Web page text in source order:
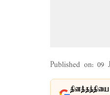
Published on: 09